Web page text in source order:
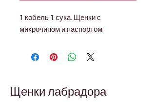
1 кобель 1 сука. Щенки с
микрочипом и паспортом
Щенки лабрадора